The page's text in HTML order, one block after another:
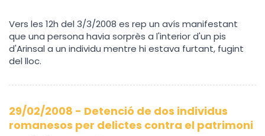
Vers les 12h del 3/3/2008 es rep un avís manifestant
que una persona havia sorprès a l'interior d'un pis
d'Arinsal a un individu mentre hi estava furtant, fugint
del lloc.
29/02/2008 - Detenció de dos individus
romanesos per delictes contra el patrimoni